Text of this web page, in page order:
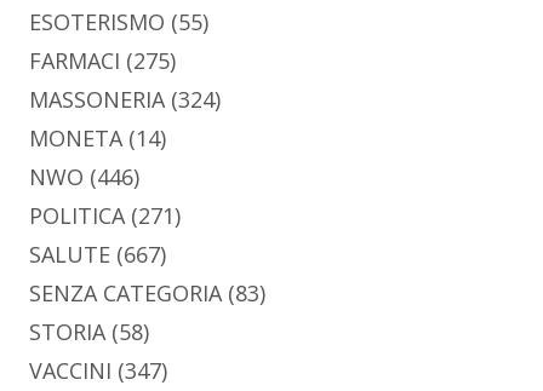
ESOTERISMO (55)
FARMACI (275)
MASSONERIA(324)
MONETA(14)
NWO (446)
POLITICA(271)
SALUTE (667)
SENZA CATEGORIA(83)
STORIA(58)
VACCINI (347)